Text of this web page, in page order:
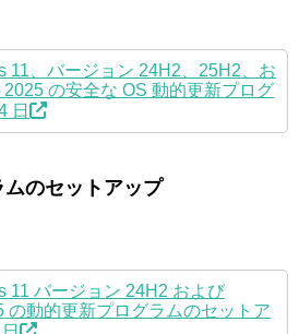
11、バージョン 24H2、25H2、お
の安全な OS 動的更新プログ
日
のセットアップ
11 バージョン 24H2 および
の動的更新プログラムのセットア